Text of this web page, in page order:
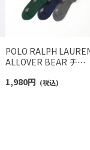
POLO RALPH
ALLOVER BEAR チャ
ルー丈 カジュアル ソ
1,980円 (税込)